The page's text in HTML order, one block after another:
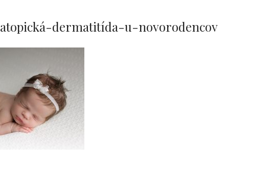
atopická-dermatitída-u-novorodencov